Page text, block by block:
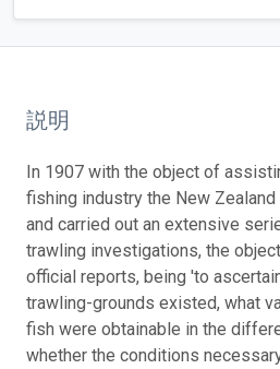
説明
In 1907 with the object of
fishing industry the New
and carried out an extensive
trawling investigations, the
official reports, being 'to
trawling-grounds existed, what
fish were obtainable in the
whether the conditions